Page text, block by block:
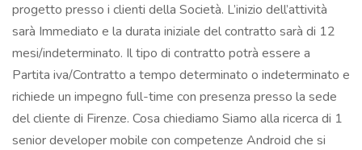
progetto presso i clienti della Società. L’inizio dell’attività
sarà Immediato e la durata iniziale del contratto sarà di 12
mesi/indeterminato. Il tipo di contratto potrà essere a
Partita iva/Contratto a tempo determinato o indeterminato e
richiede un impegno full-time con presenza presso la sede
del cliente di Firenze. Cosa chiediamo Siamo alla ricerca di 1
senior developer mobile con competenze Android che si